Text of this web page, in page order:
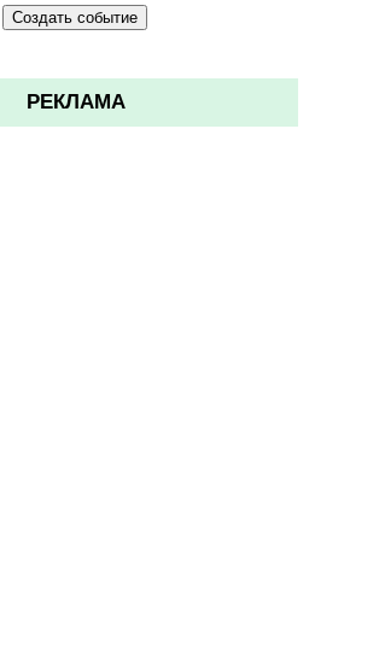
РЕКЛАМА